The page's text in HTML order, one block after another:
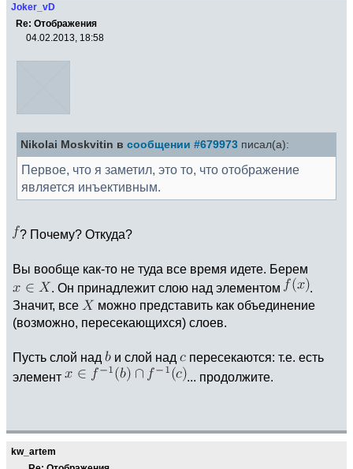
Joker_vD
Re: Отображения
04.02.2013, 18:58
Nikolai Moskvitin в сообщении #679973 писал(а):
Первое, что я заметил, это то, что отображение
является инъективным.
? Почему? Откуда?
Вы вообще как-то не туда все время идете. Берем
. Он принадлежит слою над элементом
.
Значит, все
можно представить как объединение
(возможно, пересекающихся) слоев.
Пусть слой над и слой над
пересекаются: т.е. есть
элемент
... продолжите.
kw_artem